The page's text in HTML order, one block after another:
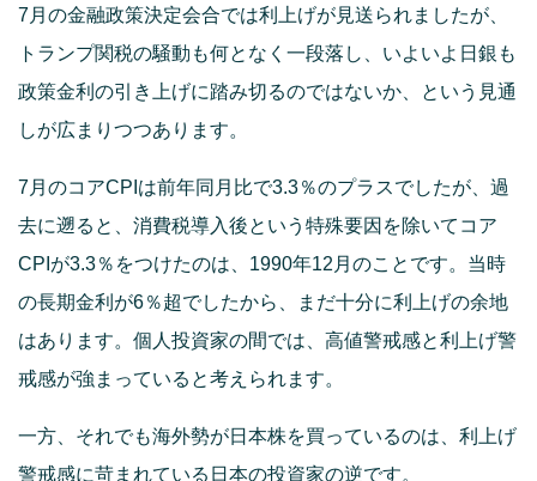
7月の金融政策決定会合では利上げが見送られましたが、
トランプ関税の騒動も何となく一段落し、いよいよ日銀も
政策金利の引き上げに踏み切るのではないか、という見通
しが広まりつつあります。
7月のコアCPIは前年同月比で3.3％のプラスでしたが、過
去に遡ると、消費税導入後という特殊要因を除いてコア
CPIが3.3％をつけたのは、1990年12月のことです。当時
の長期金利が6％超でしたから、まだ十分に利上げの余地
はあります。個人投資家の間では、高値警戒感と利上げ警
戒感が強まっていると考えられます。
一方、それでも海外勢が日本株を買っているのは、利上げ
警戒感に苛まれている日本の投資家の逆です。